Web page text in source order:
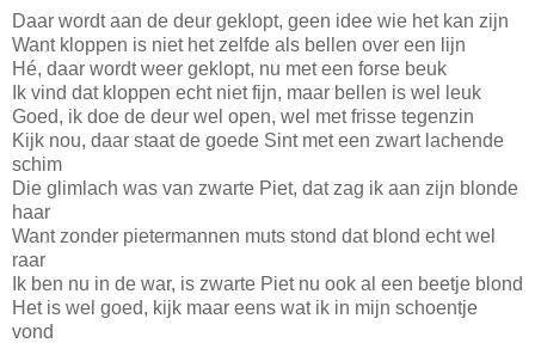
Daar wordt aan de deur geklopt, geen idee wie het kan zijn
Want kloppen is niet het zelfde als bellen over een lijn
Hé, daar wordt weer geklopt, nu met een forse beuk
Ik vind dat kloppen echt niet fijn, maar bellen is wel leuk
Goed, ik doe de deur wel open, wel met frisse tegenzin
Kijk nou, daar staat de goede Sint met een zwart lachende
schim
Die glimlach was van zwarte Piet, dat zag ik aan zijn blonde
haar
Want zonder pietermannen muts stond dat blond echt wel
raar
Ik ben nu in de war, is zwarte Piet nu ook al een beetje blond
Het is wel goed, kijk maar eens wat ik in mijn schoentje
vond